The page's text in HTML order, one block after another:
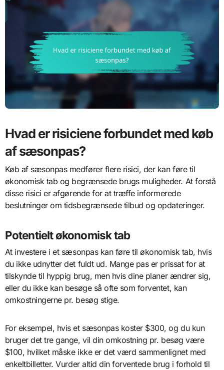
Hvad er risiciene forbundet med køb
af sæsonpas?
Køb af sæsonpas medfører flere risici, der kan føre til
økonomisk tab og begrænsede brugs muligheder. At forstå
disse risici er afgørende for at træffe informerede
beslutninger om tidsbegrænsede tilbud og opdateringer.
Potentielt økonomisk tab
At investere i et sæsonpas kan føre til økonomisk tab, hvis
du ikke udnytter det fuldt ud. Mange pas er prissat for at
tilskynde til hyppig brug, men hvis dine planer ændrer sig,
eller du ikke kan besøge så ofte som forventet, kan
omkostningerne pr. besøg stige.
For eksempel, hvis et sæsonpas koster $300, og du kun
bruger det tre gange, vil din omkostning pr. besøg være
$100, hvilket måske ikke er det værd sammenlignet med
enkeltbilletter. Vurder altid din forventede brug i forhold til